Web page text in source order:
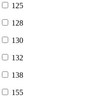
125
128
130
132
138
155